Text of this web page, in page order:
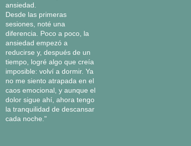
ansiedad.
Desde las primeras
sesiones, noté una
diferencia. Poco a poco, la
ansiedad empezó a
reducirse y, después de un
tiempo, logré algo que creía
imposible: volví a dormir. Ya
no me siento atrapada en el
caos emocional, y aunque el
dolor sigue ahí, ahora tengo
la tranquilidad de descansar
cada noche."